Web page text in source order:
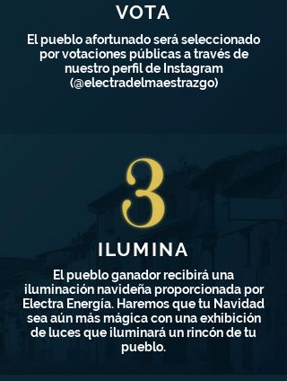
VOTA
El pueblo afortunado será seleccionado
por votaciones públicas a través de
nuestro perfil de Instagram
(@electradelmaestrazgo)
ILUMINA
El pueblo ganador recibirá una
iluminación navideña proporcionada por
Electra Energía. Haremos que tu Navidad
sea aún más mágica con una exhibición
de luces que iluminará un rincón de tu
pueblo.